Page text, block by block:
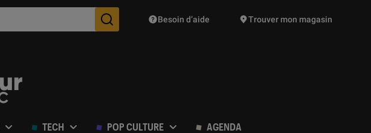
Des suggestions de produits vont vous être proposées
Besoin d’aide Trouver mon magasin
TECH POP CULTURE AGENDA